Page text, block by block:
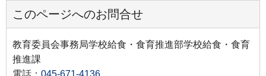
このページへのお問合せ
教育委員会事務局学校給食・食育推進部学校給食・食育
推進課